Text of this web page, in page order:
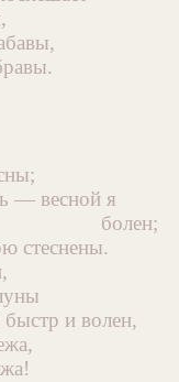
— весной я
болен;
стеснены.
быстр и волен,